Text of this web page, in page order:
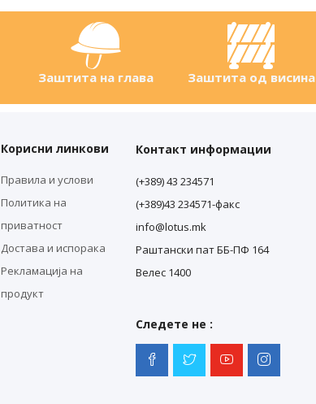
Заштита на глава Заштита од висина
Контакт информации
(+389) 43 234571
(+389)43 234571-факс
info@lotus.mk
Раштански пат ББ-ПФ 164
Велес 1400
Следете не :
Корисни линкови
Правила и услови
Политика на
приватност
Достава и испорака
Рекламација на
продукт